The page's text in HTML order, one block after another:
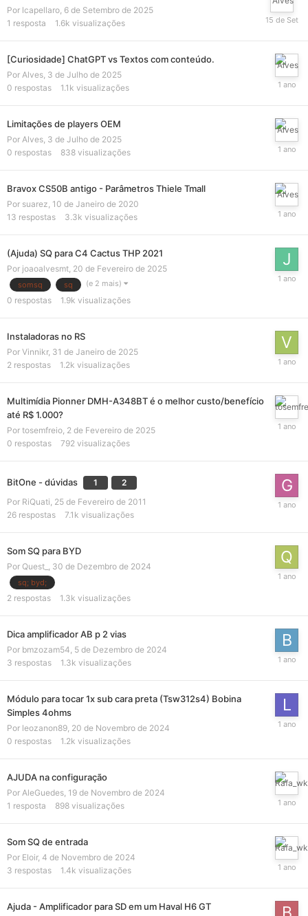
Por lcapellaro, 6 de Setembro de 2025
1 resposta 1.6k visualizações
[Curiosidade] ChatGPT vs Textos com conteúdo.
Por Alves, 3 de Julho de 2025
0 respostas 1.1k visualizações
Limitações de players OEM
Por Alves, 3 de Julho de 2025
0 respostas 838 visualizações
Bravox CS50B antigo - Parâmetros Thiele Tmall
Por suarez, 10 de Janeiro de 2020
13 respostas 3.3k visualizações
(Ajuda) SQ para C4 Cactus THP 2021
Por joaoalvesmt, 20 de Fevereiro de 2025
somsq sq (e 2 mais)
0 respostas 1.9k visualizações
Instaladoras no RS
Por Vinnikr, 31 de Janeiro de 2025
2 respostas 1.2k visualizações
Multimídia Pionner DMH-A348BT é o melhor custo/benefício
até R$ 1.000?
Por tosemfreio, 2 de Fevereiro de 2025
0 respostas 792 visualizações
BitOne - dúvidas 1
2
Por RiQuati, 25 de Fevereiro de 2011
26 respostas 7.1k visualizações
Som SQ para BYD
Por Quest_ , 30 de Dezembro de 2024
sq; byd;
2 respostas 1.3k visualizações
Dica amplificador AB p 2 vias
Por bmzozam54, 5 de Dezembro de 2024
3 respostas 1.3k visualizações
Módulo para tocar 1x sub cara preta (Tsw312s4) Bobina
Simples 4ohms
Por leozanon89, 20 de Novembro de 2024
0 respostas 1.2k visualizações
AJUDA na configuração
Por AleGuedes, 19 de Novembro de 2024
1 resposta 898 visualizações
Som SQ de entrada
Por Eloir, 4 de Novembro de 2024
3 respostas 1.4k visualizações
Ajuda - Amplificador para SD em um Haval H6 GT